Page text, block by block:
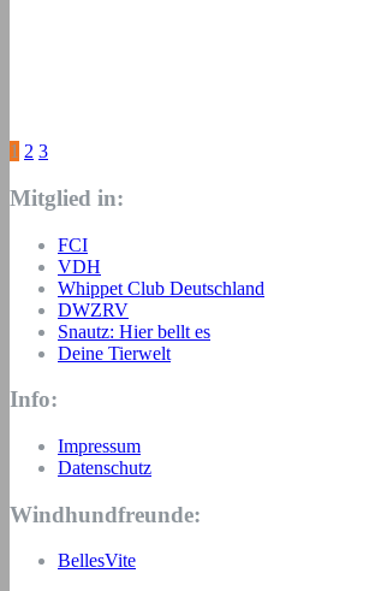
Seitennummerierung
der
Beiträge
1 2 3
Mitglied in:
FCI
VDH
Whippet Club Deutschland
DWZRV
Snautz: Hier bellt es
Deine Tierwelt
Info:
Impressum
Datenschutz
Windhundfreunde:
BellesVite